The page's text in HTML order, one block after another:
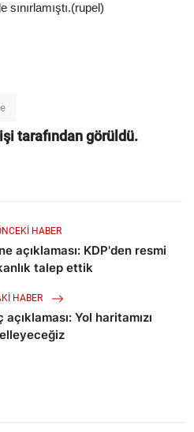
tarafından görüldü.
HABER
açıklaması: KDP'den resmi
talep ettik
HABER
Yol haritamızı